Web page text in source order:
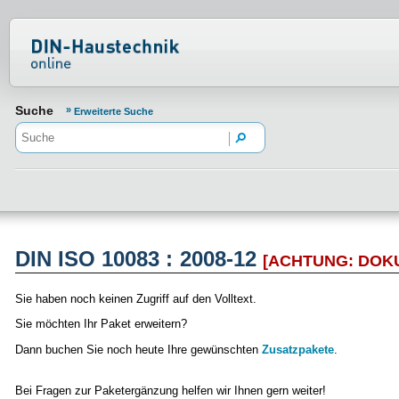
Suche Erweiterte Suche
DIN ISO 10083 : 2008-12 [ACHTUNG:
Sie haben noch keinen Zugriff auf den Volltext.
Sie möchten Ihr Paket erweitern?
Dann buchen Sie noch heute Ihre gewünschten Zusatzpakete
Bei Fragen zur Paketergänzung helfen wir Ihnen gern weiter!